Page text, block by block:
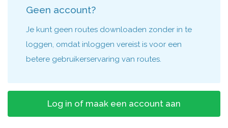
Geen account?
Je kunt geen routes downloaden zonder in te
loggen, omdat inloggen vereist is voor een
betere gebruikerservaring van routes.
Log in of maak een account aan